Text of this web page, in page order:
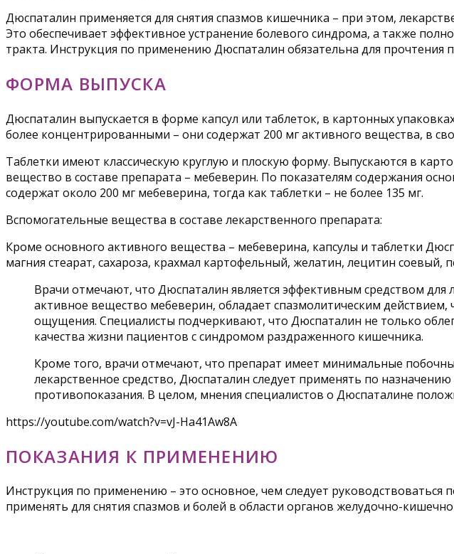
Дюспаталин применяется для снятия спазмов кишечника – при этом,
Это обеспечивает эффективное устранение болевого синдрома, а также
тракта. Инструкция по применению Дюспаталин обязательна для прочтения
ФОРМА ВЫПУСКА
Дюспаталин выпускается в форме капсул или таблеток, в картонных
более концентрированными – они содержат 200 мг активного вещества, в
Таблетки имеют классическую круглую и плоскую форму. Выпускаются в
вещество в составе препарата – мебеверин. По показателям содержания
содержат около 200 мг мебеверина, тогда как таблетки – не более 135 мг.
Вспомогательные вещества в составе лекарственного препарата:
Кроме основного активного вещества – мебеверина, капсулы и таблетки
магния стеарат, сахароза, крахмал картофельный, желатин, лецитин соевый,
Врачи отмечают, что Дюспаталин является эффективным средством
активное вещество мебеверин, обладает спазмолитическим
ощущения. Специалисты подчеркивают, что Дюспаталин не только
качества жизни пациентов с синдромом раздраженного кишечника.
Кроме того, врачи отмечают, что препарат имеет минимальные
лекарственное средство, Дюспаталин следует применять по
противопоказания. В целом, мнения специалистов о Дюспаталине
https://youtube.com/watch?v=vJ-Ha41Aw8A
ПОКАЗАНИЯ К ПРИМЕНЕНИЮ
Инструкция по применению – это основное, чем следует
применять для снятия спазмов и болей в области органов желудочно-